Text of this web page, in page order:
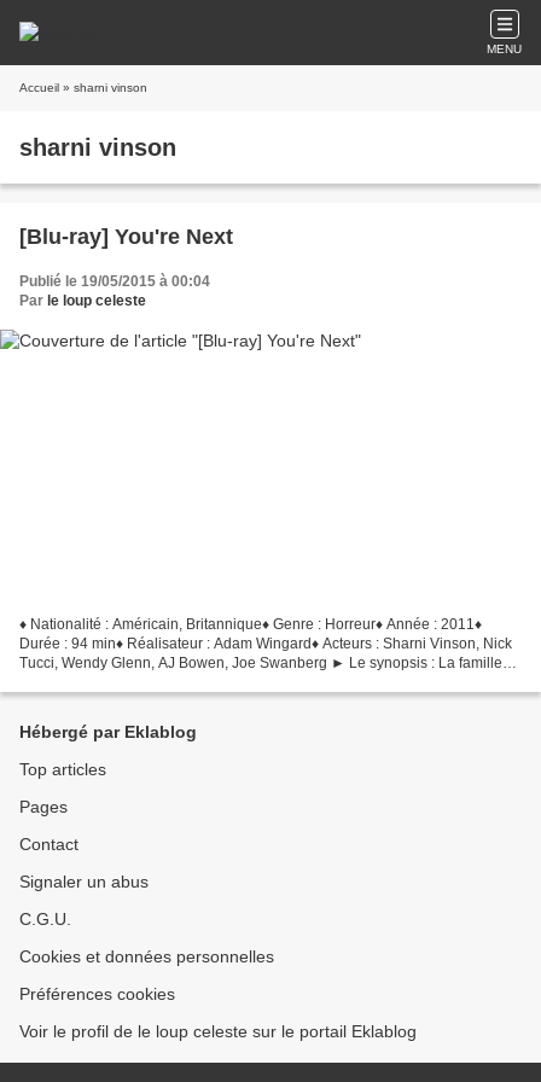
MENU
Accueil » sharni vinson
sharni vinson
[Blu-ray] You're Next
Publié le 19/05/2015 à 00:04
Par le loup celeste
♦ Nationalité : Américain, Britannique♦ Genre : Horreur♦ Année : 2011♦
Durée : 94 min♦ Réalisateur : Adam Wingard♦ Acteurs : Sharni Vinson, Nick
Tucci, Wendy Glenn, AJ Bowen, Joe Swanberg ► Le synopsis : La famille
Hébergé par Eklablog
Top articles
Pages
Contact
Signaler un abus
C.G.U.
Cookies et données personnelles
Préférences cookies
Voir le profil de le loup celeste sur le portail Eklablog